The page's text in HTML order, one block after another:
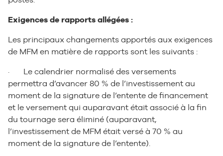
Exigences de rapports allégées :
Les principaux changements apportés aux exigences
de MFM en matière de rapports sont les suivants :
· Le calendrier normalisé des versements
permettra d’avancer 80 % de l’investissement au
moment de la signature de l’entente de financement
et le versement qui auparavant était associé à la fin
du tournage sera éliminé (auparavant,
l’investissement de MFM était versé à 70 % au
moment de la signature de l’entente).